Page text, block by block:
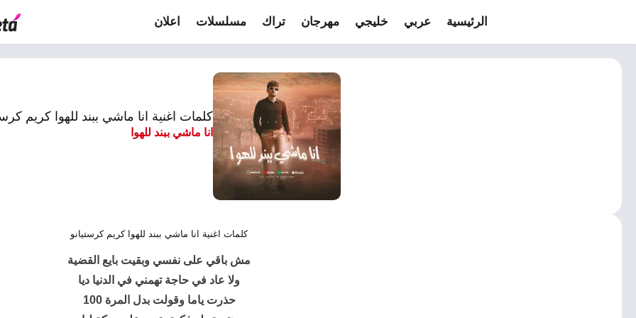
الرئيسية عربي خليجي مهرجان تراك مسلسلات اعلان
كلمات اغنية انا ماشي ببند للهوا كريم
انا ماشي ببند للهوا
كلمات اغنية انا ماشي ببند للهوا كريم كرستيانو
مش باقي على نفسي وبقيت بايع القضية
ولا عاد في حاجة تهمني في الدنيا ديا
حذرت ياما وقولت بدل المرة 100